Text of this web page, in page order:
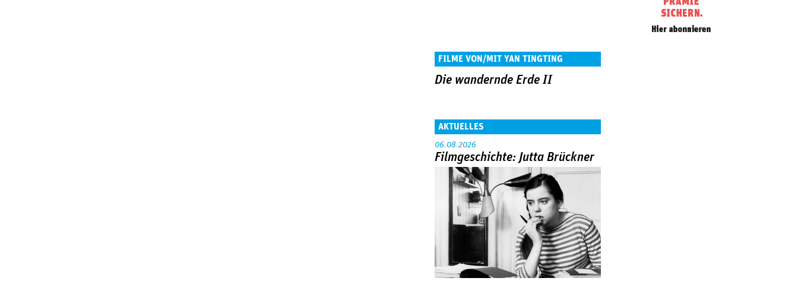
FILME VON/MIT YAN TINGTING
Die wandernde Erde II
AKTUELLES
06.08.2026
Filmgeschichte: Jutta Brückner